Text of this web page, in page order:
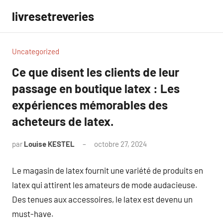
contenu
livresetreveries
Uncategorized
Ce que disent les clients de leur
passage en boutique latex : Les
expériences mémorables des
acheteurs de latex.
par Louise KESTEL octobre 27, 2024
Le magasin de latex fournit une variété de produits en
latex qui attirent les amateurs de mode audacieuse.
Des tenues aux accessoires, le latex est devenu un
must-have.